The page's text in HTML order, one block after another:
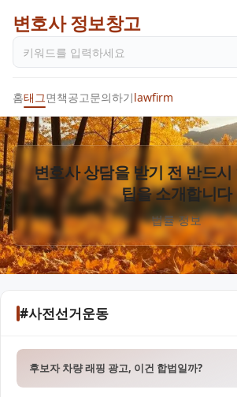
변호사 정보창고
홈태그면책공고문의하기lawfirm
변호사 상담을 받기 전 반드
팁을 소개합니다
법률 정보
#사전선거운동
후보자 차량 래핑 광고, 이건 합법일까?